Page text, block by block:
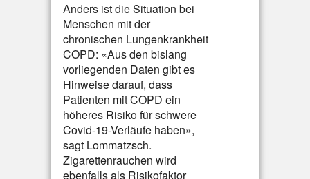
Anders ist die Situation bei
Menschen mit der
chronischen Lungenkrankheit
COPD: «Aus den bislang
vorliegenden Daten gibt es
Hinweise darauf, dass
Patienten mit COPD ein
höheres Risiko für schwere
Covid-19-Verläufe haben»,
sagt Lommatzsch.
Zigarettenrauchen wird
ebenfalls als Risikofaktor